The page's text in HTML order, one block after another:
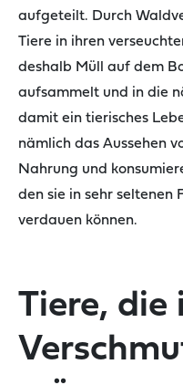
aufgeteilt. Durch
Tiere in ihren
deshalb Müll auf dem
aufsammelt und in die
damit ein tierisches
nämlich das Aussehen
Nahrung und
den sie in sehr seltenen
verdauen können.
Tiere, die